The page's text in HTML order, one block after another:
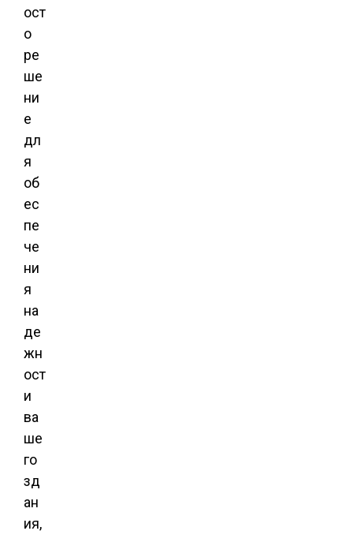
ост
о
ре
ше
ни
е
дл
я
об
ес
пе
че
ни
я
на
де
жн
ост
и
ва
ше
го
зд
ан
ия,